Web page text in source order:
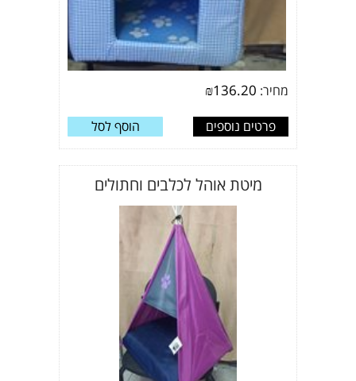
מחיר: ₪136.20
פרטים נוספים הוסף לסל
מיטת אוהל לכלבים וחתולים